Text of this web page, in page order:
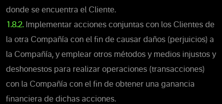
donde se encuentra el Cliente.
1.8.2. Implementar acciones conjuntas con los Clientes de
la otra Compañía con el fin de causar daños (perjuicios) a
la Compañía, y emplear otros métodos y medios injustos y
deshonestos para realizar operaciones (transacciones)
con la Compañía con el fin de obtener una ganancia
financiera de dichas acciones.